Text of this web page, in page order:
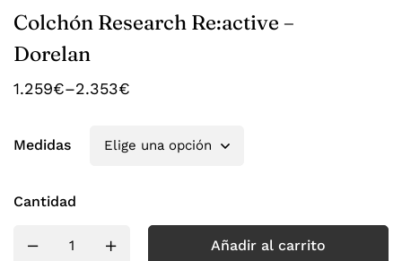
Colchón Research Re:active –
Dorelan
1.259€–2.353€
Medidas
Cantidad
Añadir al carrito